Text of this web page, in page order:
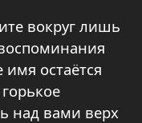
вокруг лишь
остаётся
над вами верх